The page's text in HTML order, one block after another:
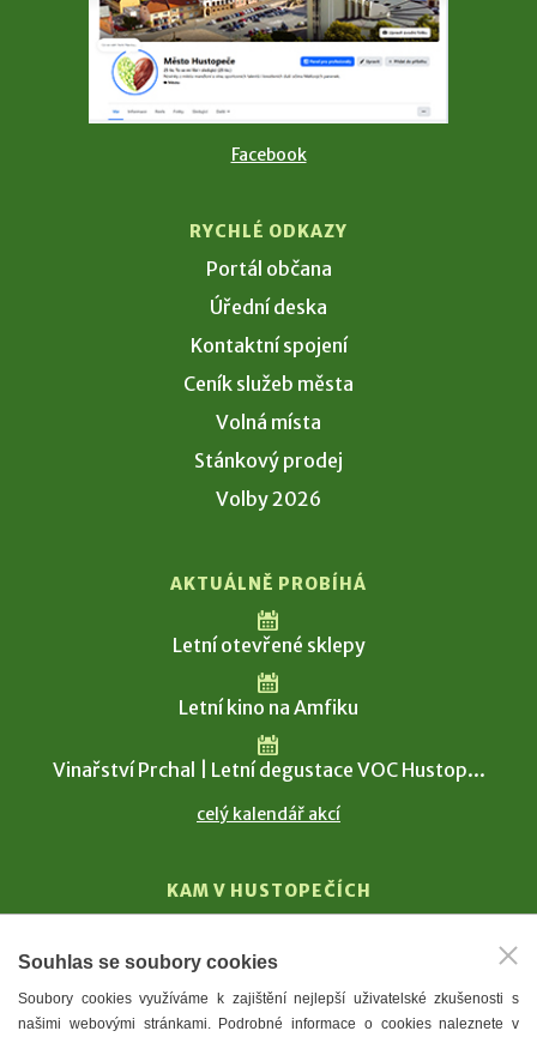
Facebook
RYCHLÉ ODKAZY
Portál občana
Úřední deska
Kontaktní spojení
Ceník služeb města
Volná místa
Stánkový prodej
Volby 2026
AKTUÁLNĚ PROBÍHÁ
Letní otevřené sklepy
Letní kino na Amfiku
Vinařství Prchal | Letní degustace VOC Hustop...
celý kalendář akcí
KAM V HUSTOPEČÍCH
T. G. Masaryk
Mandloně
Souhlas se soubory cookies
Soubory cookies využíváme k zajištění nejlepší uživatelské zkušenosti s
našimi webovými stránkami. Podrobné informace o cookies naleznete v